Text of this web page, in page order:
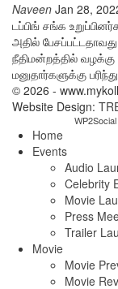
Naveen Jan 28,
டப்பிங் சங்க
அதில்
நீதிமன்றத்தில்
மனுதார்களுக்கு
© 2026 -
Website Design:
Home
Events
Audio
Celebrity
Movie
Press
Trailer
Movie
Movie
Movie